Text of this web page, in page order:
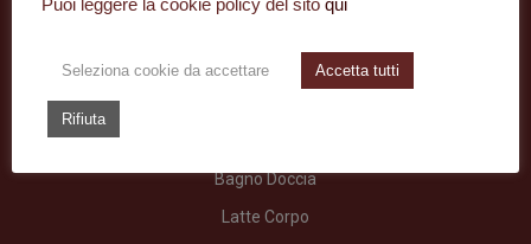
Bagno Doccia
Latte Corpo
Puoi leggere la cookie policy del sito qui
Seleziona cookie da accettare Accetta tutti
Rifiuta